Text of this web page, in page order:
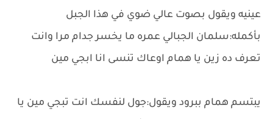
عينيه ويقول بصوت عالي ضوي في هذا الجبل
بأكمله:سلمان الجبالي عمره ما يخسر جدام مرا وانت
تعرف ده زين يا همام اوعاك تنسى انا ابجي مين
يبتسم همام ببرود ويقول:جول لنفسك انت تبجي مين يا